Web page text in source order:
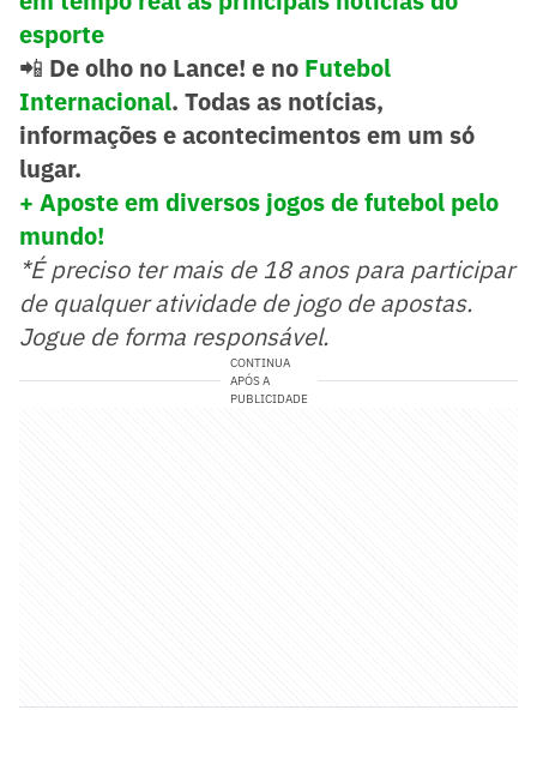
esporte
📲 De olho no Lance! e no Futebol
Internacional. Todas as notícias,
informações e acontecimentos em um só
lugar.
+ Aposte em diversos jogos de futebol pelo
mundo!
*É preciso ter mais de 18 anos para participar
de qualquer atividade de jogo de apostas.
Jogue de forma responsável.
CONTINUA
APÓS A
PUBLICIDADE